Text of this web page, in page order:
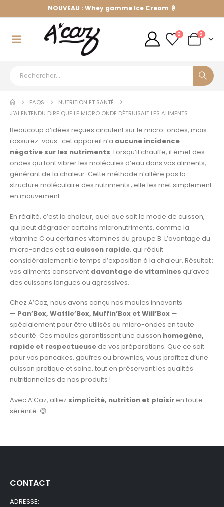
NOUVEAU : Whey gamme Ice Cream 🍦
0 0
FAQS
NUTRITION ET SANTÉ
J’AI ENTENDU DIRE QUE LE MICRO ONDE DÉTRUISAIT LES ALIMENTS
Beaucoup d’idées reçues circulent sur le micro-ondes, mais
rassurez-vous : cet appareil n’a aucune incidence
négative sur les nutriments. Lorsqu’il chauffe, il émet des
ondes qui font vibrer les molécules d’eau dans vos aliments,
générant de la chaleur. Cette méthode n’altère pas la
structure moléculaire des nutriments ; elle les met simplement
en mouvement.
En réalité, c’est la chaleur, quel que soit le mode de cuisson,
qui peut dégrader certains micronutriments, comme la
vitamine C ou certaines vitamines du groupe B. L’avantage du
micro-ondes est sa cuisson rapide, qui réduit
considérablement le temps d’exposition à la chaleur. Résultat :
vos aliments conservent davantage de vitamines qu’avec
des cuissons longues ou agressives.
Chez A’Caz, nous avons conçu nos moules innovants
— Pan’Box, Waffle’Box, Muffin’Box et Will’Box —
spécialement pour être utilisés au micro-ondes en toute
sécurité. Ces moules garantissent une cuisson homogène,
rapide et respectueuse de vos préparations. Que ce soit
pour vos pancakes, gaufres ou brownies, vous profitez d’une
cuisson pratique et saine, tout en préservant les qualités
nutritionnelles de nos produits !
Avec A’Caz, alliez simplicité, nutrition et plaisir en toute
sérénité. 😊
CONTACT
ADRESSE: